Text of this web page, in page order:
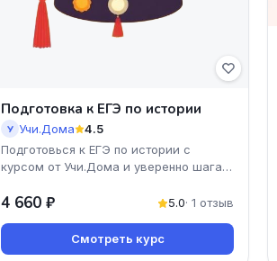
Подготовка к ЕГЭ по истории
У Учи.Дома
4.5
Подготовься к ЕГЭ по истории с
курсом от Учи.Дома и уверенно шагай
доступные и понятные уро
4 660 ₽ 5.0· 1 отзыв
Смотреть курс